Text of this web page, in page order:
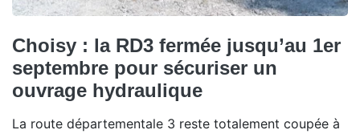
Choisy : la RD3 fermée jusqu’au 1er
septembre pour sécuriser un
ouvrage hydraulique
La route départementale 3 reste totalement coupée à